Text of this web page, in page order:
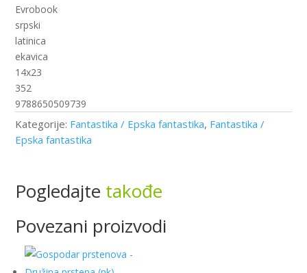
-
Zatvorenik
iz
Askabana
količina
Evrobook
srpski
latinica
ekavica
14x23
352
9788650509739
Kategorije: Fantastika / Epska fantastika, Fantastika /
Epska fantastika
Pogledajte takođe
Povezani proizvodi